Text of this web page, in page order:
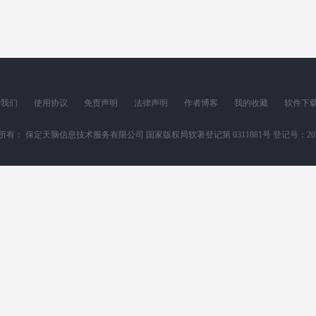
们 使用协议 免责声明 法律声明 作者博客 我的收藏 软件下
有： 保定天脑信息技术服务有限公司 国家版权局软著登记第 0311881号 登记号：